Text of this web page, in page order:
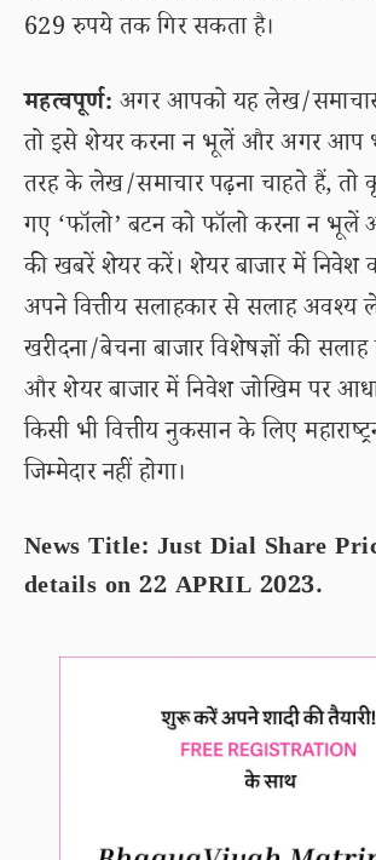
629 रुपये तक गिर सकता है।
महत्वपूर्ण: अगर आपको यह लेख/
तो इसे शेयर करना न भूलें और अगर आप
तरह के लेख/समाचार पढ़ना चाहते हैं, तो
गए ‘फॉलो’ बटन को फॉलो करना न भूलें
की खबरें शेयर करें। शेयर बाजार में
अपने वित्तीय सलाहकार से सलाह अवश्य
खरीदना/बेचना बाजार विशेषज्ञों की
और शेयर बाजार में निवेश जोखिम पर
किसी भी वित्तीय नुकसान के लिए
जिम्मेदार नहीं होगा।
News Title: Just Dial Share
details on 22 APRIL 2023.